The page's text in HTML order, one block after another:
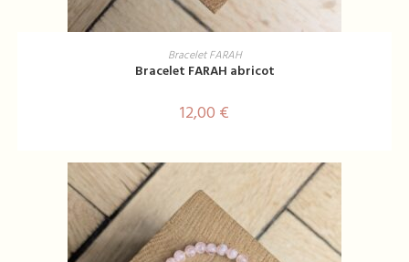
AJOUTER AU PANIER
Bracelet FARAH
Bracelet FARAH abricot
12,00 €